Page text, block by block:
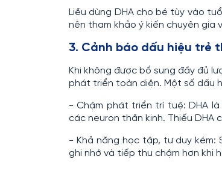
Liều dùng DHA cho bé tùy vào
nên tham khảo ý kiến chuyên gia
3. Cảnh báo dấu hiệu trẻ
Khi không được bổ sung đầy đủ
phát triển toàn diện. Một số dấu
- Chậm phát triển trí tuệ: DHA
các neuron thần kinh. Thiếu
- Khả năng học tập, tư duy kém:
ghi nhớ và tiếp thu chậm hơn khi